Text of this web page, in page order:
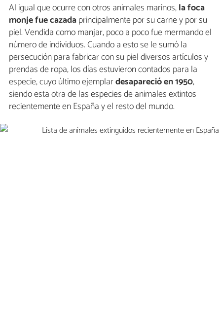
Al igual que ocurre con otros animales marinos,la foca
monje fue cazadaprincipalmente por su carne y por su
piel. Vendida como manjar, poco a poco fue mermando el
número de individuos. Cuando a esto se le sumó la
persecución para fabricar con su piel diversos artículos y
prendas de ropa, los días estuvieron contados para la
especie, cuyo último ejemplardesapareció en 1950,
siendo esta otra de las especies de animales extintos
recientemente en España y el resto del mundo.